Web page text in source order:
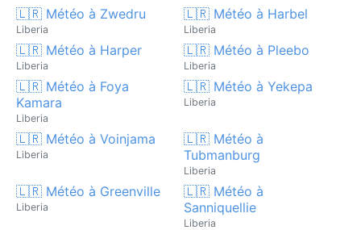
🇱🇷 Météo à Zwedru
Liberia
🇱🇷 Météo à Harbel
Liberia
🇱🇷 Météo à Harper
Liberia
🇱🇷 Météo à Pleebo
Liberia
🇱🇷 Météo à Foya
Kamara
Liberia
🇱🇷 Météo à Yekepa
Liberia
🇱🇷 Météo à Voinjama
Liberia
🇱🇷 Météo à
Tubmanburg
Liberia
🇱🇷 Météo à Greenville
Liberia
🇱🇷 Météo à
Sanniquellie
Liberia